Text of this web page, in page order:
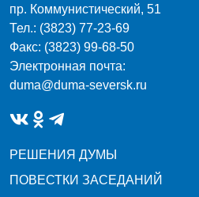
пр. Коммунистический, 51
Тел.: (3823) 77-23-69
Факс: (3823) 99-68-50
Электронная почта:
duma@duma-seversk.ru
РЕШЕНИЯ ДУМЫ
ПОВЕСТКИ ЗАСЕДАНИЙ